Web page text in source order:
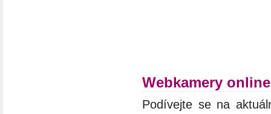
Webkamery
Podívejte se na